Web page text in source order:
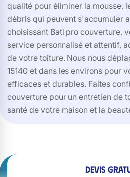
qualité pour éliminer la mousse,
débris qui peuvent s'accumuler
choisissant Bati pro couverture,
service personnalisé et attentif,
de votre toiture. Nous nous
15140 et dans les environs pour
efficaces et durables. Faites
couverture pour un entretien de
santé de votre maison et la
Devis